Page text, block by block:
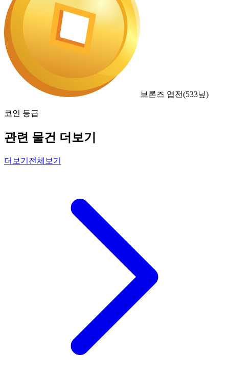
브론즈 엽전(533닢)
코인 등급
관련 물건 더보기
더보기 전체보기